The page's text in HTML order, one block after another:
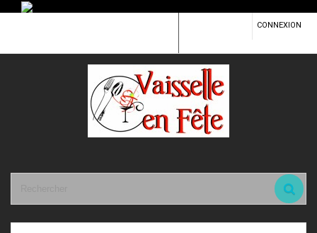
CONNEXION